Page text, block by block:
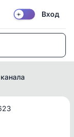
☀️ Вход